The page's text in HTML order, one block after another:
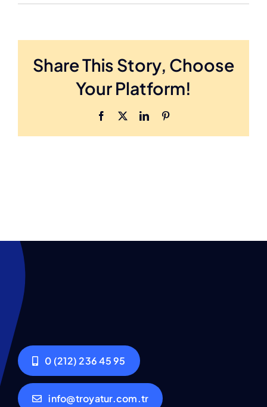
Share This Story, Choose
Your Platform!
Facebook LinkedIn
0 (212) 236 45 95
info@troyatur.com.tr